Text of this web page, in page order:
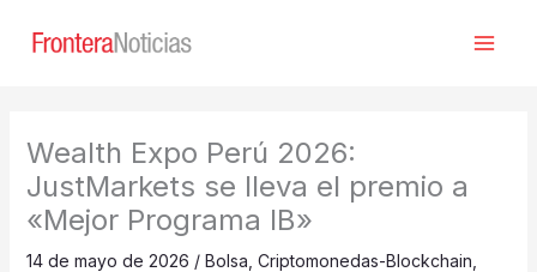
Wealth Expo Perú 2026:
JustMarkets se lleva el premio a
«Mejor Programa IB»
14 de mayo de 2026 / Bolsa Criptomonedas-Blockchain